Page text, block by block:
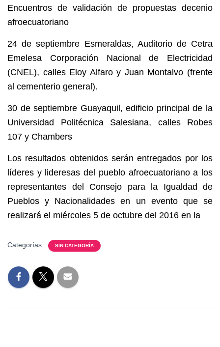
Encuentros de validación de propuestas decenio
afroecuatoriano
24 de septiembre Esmeraldas, Auditorio de Cetra
Emelesa Corporación Nacional de Electricidad
(CNEL), calles Eloy Alfaro y Juan Montalvo (frente
al cementerio general).
30 de septiembre Guayaquil, edificio principal de la
Universidad Politécnica Salesiana, calles Robes
107 y Chambers
Los resultados obtenidos serán entregados por los
líderes y lideresas del pueblo afroecuatoriano a los
representantes del Consejo para la Igualdad de
Pueblos y Nacionalidades en un evento que se
realizará el miércoles 5 de octubre del 2016 en la
Categorías: SIN CATEGORÍA